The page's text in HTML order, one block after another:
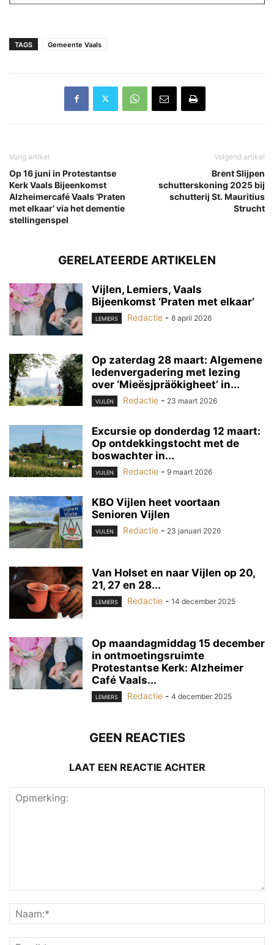
TAGS Gemeente Vaals
Vorig artikel
Op 16 juni in Protestantse
Kerk Vaals Bijeenkomst
Alzheimercafé Vaals ‘Praten
met elkaar’ via het dementie
stellingenspel
Volgend artikel
Brent Slijpen
schutterskoning 2025 bij
schutterij St. Mauritius
Strucht
GERELATEERDE ARTIKELEN
Vijlen, Lemiers, Vaals
Bijeenkomst ‘Praten met elkaar’
LEMIERS Redactie - 8 april 2026
Op zaterdag 28 maart: Algemene
ledenvergadering met lezing
over ‘Mieësjpräökigheet’ in...
VIJLEN Redactie - 23 maart 2026
Excursie op donderdag 12 maart:
Op ontdekkingstocht met de
boswachter in...
VIJLEN Redactie - 9 maart 2026
KBO Vijlen heet voortaan
Senioren Vijlen
VIJLEN Redactie - 23 januari 2026
Van Holset en naar Vijlen op 20,
21, 27 en 28...
LEMIERS Redactie - 14 december 2025
Op maandagmiddag 15 december
in ontmoetingsruimte
Protestantse Kerk: Alzheimer
Café Vaals...
LEMIERS Redactie - 4 december 2025
GEEN REACTIES
LAAT EEN REACTIE ACHTER